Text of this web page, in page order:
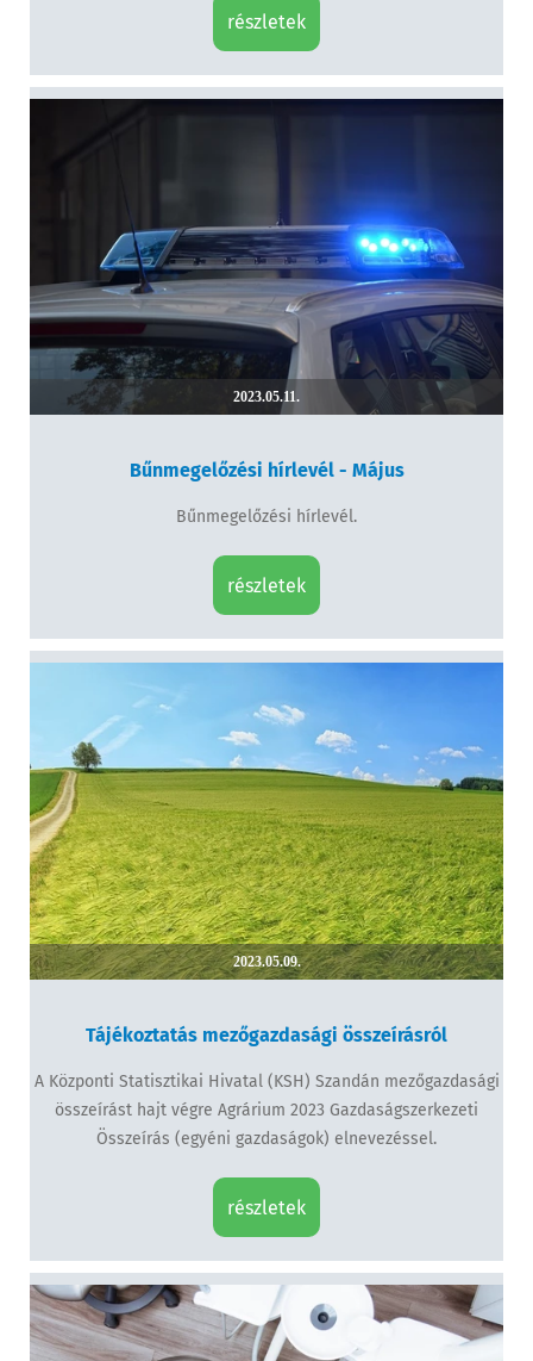
részletek
2023.05.11.
Bűnmegelőzési hírlevél - Május
Bűnmegelőzési hírlevél.
részletek
2023.05.09.
Tájékoztatás mezőgazdasági összeírásról
A Központi Statisztikai Hivatal (KSH) Szandán mezőgazdasági
összeírást hajt végre Agrárium 2023 Gazdaságszerkezeti
Összeírás (egyéni gazdaságok) elnevezéssel.
részletek